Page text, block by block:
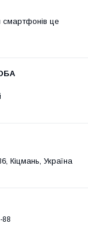
смартфонів це
Кіцмань, Україна
88